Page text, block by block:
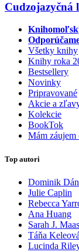
Cudzojazyčná
Všetky knihy
Knihy roka
Bestsellery
Novinky
Pripravované
Akcie a
Kolekcie
BookTok
Mám záujem
Top autori
Dominik Dán
Julie Caplin
Rebecca
Ana Huang
Sarah J. Maas
Táňa
Lucinda